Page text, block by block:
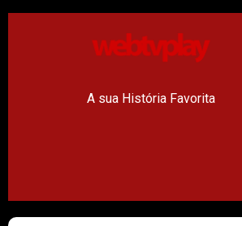
A sua História Favorita